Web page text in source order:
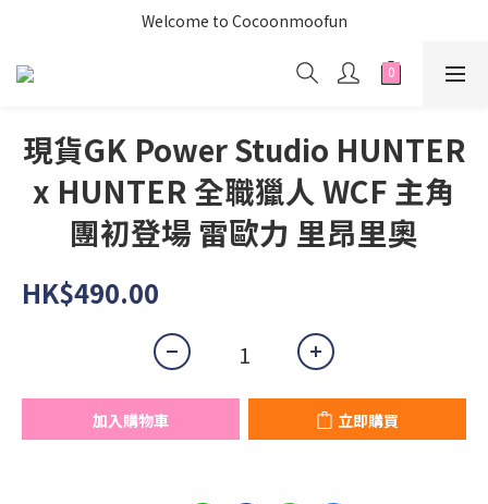
Welcome to Cocoonmoofun
現貨GK Power Studio HUNTER
x HUNTER 全職獵人 WCF 主角
團初登場 雷歐力 里昂里奧
HK$490.00
加入購物車 立即購買